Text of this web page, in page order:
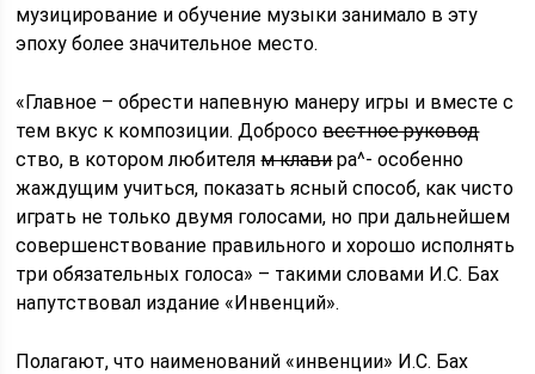
музицирование и обучение музыки занимало в эту
эпоху более значительное место.
«Главное – обрести напевную манеру игры и вместе с
тем вкус к композиции. Добросовестное руковод
ство, в котором любителям клавира^- особенно
жаждущим учиться, показать ясный способ, как чисто
играть не только двумя голосами, но при дальнейшем
совершенствование правильного и хорошо исполнять
три обязательных голоса» – такими словами И.С. Бах
напутствовал издание «Инвенций».
Полагают, что наименований «инвенции» И.С. Бах